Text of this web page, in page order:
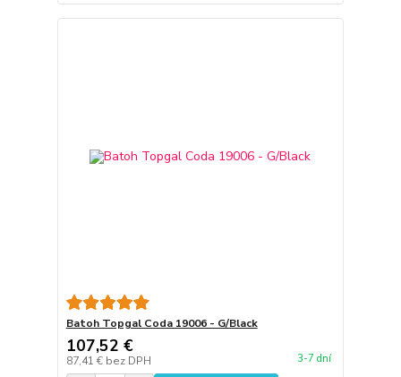
Batoh Topgal Coda 19006 - G/Black
107,52 €
87,41 € bez DPH 3-7 dní